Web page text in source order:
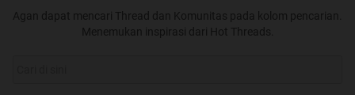
Agan dapat mencari Thread dan Komunitas pada kolom pencarian.
Menemukan inspirasi dari Hot Threads.